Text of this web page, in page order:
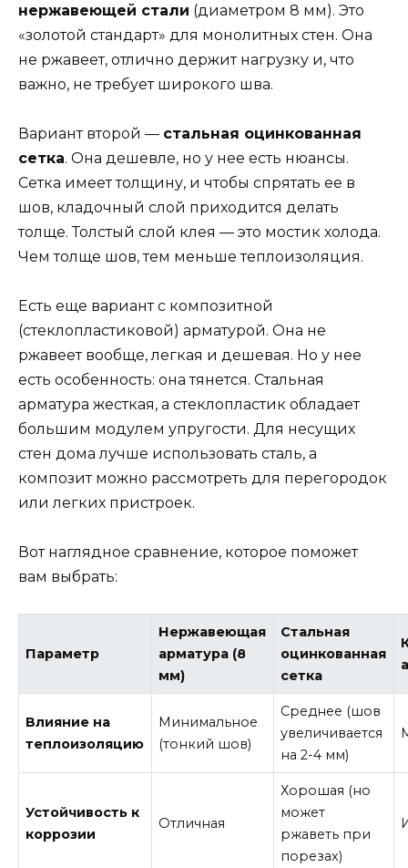
нержавеющей стали (диаметром 8 мм). Это
«золотой стандарт» для монолитных стен. Она
не ржавеет, отлично держит нагрузку и, что
важно, не требует широкого шва.
Вариант второй — стальная оцинкованная
сетка. Она дешевле, но у нее есть нюансы.
Сетка имеет толщину, и чтобы спрятать ее в
шов, кладочный слой приходится делать
толще. Толстый слой клея — это мостик холода.
Чем толще шов, тем меньше теплоизоляция.
Есть еще вариант с композитной
(стеклопластиковой) арматурой. Она не
ржавеет вообще, легкая и дешевая. Но у нее
есть особенность: она тянется. Стальная
арматура жесткая, а стеклопластик обладает
большим модулем упругости. Для несущих
стен дома лучше использовать сталь, а
композит можно рассмотреть для перегородок
или легких пристроек.
Вот наглядное сравнение, которое поможет
вам выбрать:
Параметр
Нержавеющая
арматура (8
мм)
Стальная
оцинкованная
сетка
Влияние на
теплоизоляцию
Минимальное
(тонкий шов)
Среднее (шов
увеличивается
на 2-4 мм)
Устойчивость к
коррозии
Отличная
Хорошая (но
может
ржаветь при
порезах)